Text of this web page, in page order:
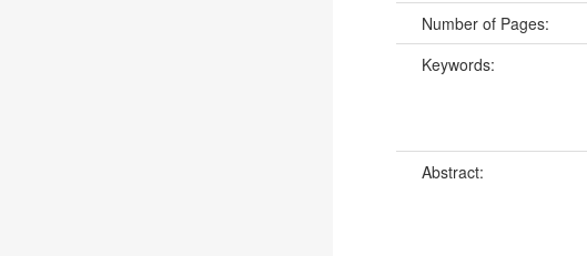
Number of Pages:
Keywords:
Abstract: